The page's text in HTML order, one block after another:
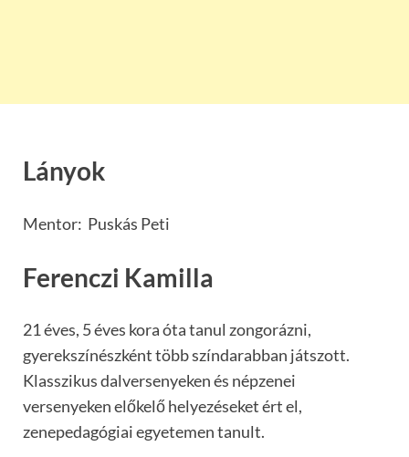
Lányok
Mentor: Puskás Peti
Ferenczi Kamilla
21 éves, 5 éves kora óta tanul zongorázni,
gyerekszínészként több színdarabban játszott.
Klasszikus dalversenyeken és népzenei
versenyeken előkelő helyezéseket ért el,
zenepedagógiai egyetemen tanult.